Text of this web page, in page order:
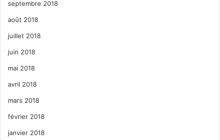
septembre 2018
août 2018
juillet 2018
juin 2018
mai 2018
avril 2018
mars 2018
février 2018
janvier 2018